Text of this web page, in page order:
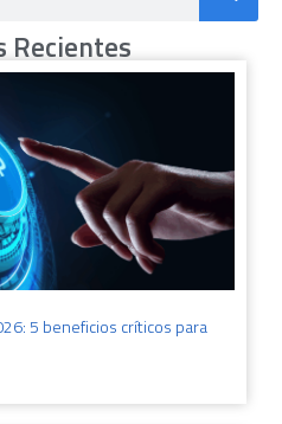
Recientes
5 beneficios críticos para